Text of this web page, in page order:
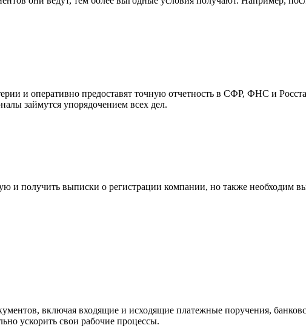
и оперативно предоставят точную отчетность в СФР, ФНС и
займутся упорядочением всех дел.
и получить выписки о регистрации компании, но также необходим
включая входящие и исходящие платежные поручения,
ускорить свои рабочие процессы.